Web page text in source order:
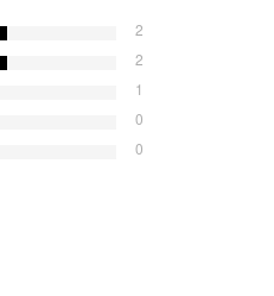
2
2
1
0
0